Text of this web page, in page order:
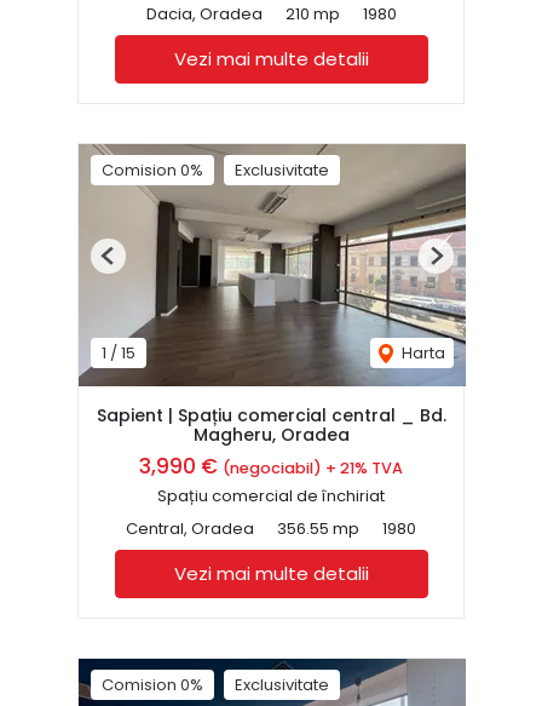
Dacia, Oradea
210 mp 1980
Vezi mai multe detalii
Comision 0% Exclusivitate
1 /15 Harta
Previous Next
Sapient | Spațiu comercial central _ Bd.
Magheru, Oradea
3,990 € (negociabil) + 21% TVA
Spațiu comercial de închiriat
Central, Oradea
356.55 mp 1980
Vezi mai multe detalii
Comision 0% Exclusivitate